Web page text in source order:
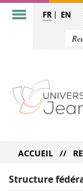
FR EN
ACCUEIL
Structure